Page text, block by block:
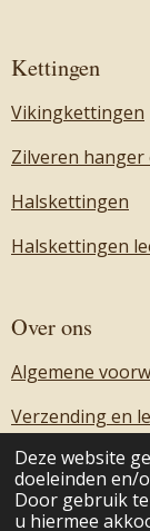
Deze website
doeleinden en/
Door gebruik
u hiermee
Kettingen
Vikingkettingen
Zilveren hanger
Halskettingen
Halskettingen
Over ons
Algemene
Verzending en
Over ons
Contact